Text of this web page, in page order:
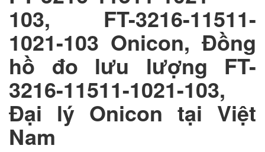
103, FT-3216-11511-
1021-103 Onicon, Đồng
hồ đo lưu lượng FT-
3216-11511-1021-103,
Đại lý Onicon tại Việt
Nam